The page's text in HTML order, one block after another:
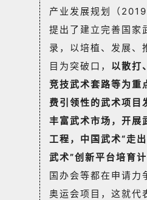
产业发展规划（
提出了建立完善国家
录，以培植、发展、
目为突破口， 以散打
竞技武术套路等为重
费引领性的武术项目
丰富武术市场，开展
工程，中国武术“走
武术”创新平台培育计
国办会等都在申请力
奥运会项目，这就代